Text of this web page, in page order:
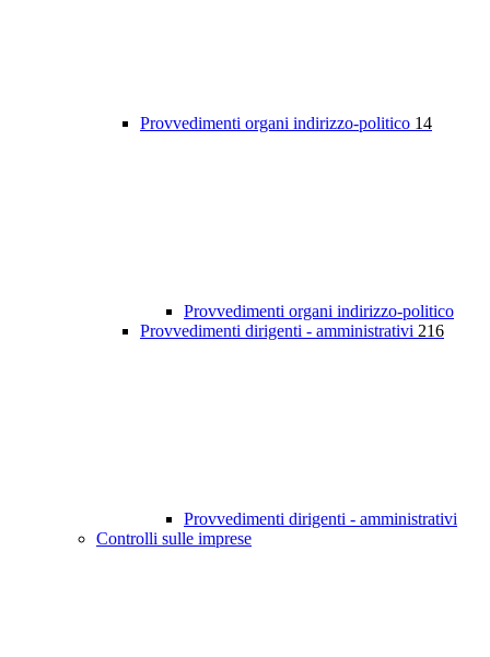
Provvedimenti organi indirizzo-politico 14
Provvedimenti organi indirizzo-politico
Provvedimenti dirigenti - amministrativi 216
Provvedimenti dirigenti - amministrativi
Controlli sulle imprese